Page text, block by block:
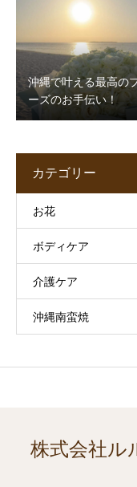
沖縄で叶える最高の
ーズのお手伝い！
カテゴリー
お花
ボディケア
介護ケア
沖縄南蛮焼
株式会社ル